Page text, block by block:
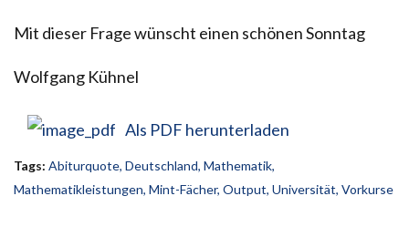
Mit dieser Frage wünscht einen schönen Sonntag
Wolfgang Kühnel
Als PDF herunterladen
Tags: Abiturquote, Deutschland, Mathematik,
Mathematikleistungen, Mint-Fächer, Output, Universität, Vorkurse